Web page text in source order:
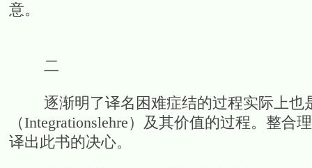
意。
二
逐渐明了译名困难症结的过程实际上也
（Integrationslehre）及其价值的过程。整
译出此书的决心。